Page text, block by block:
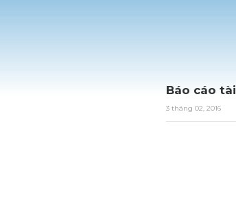
Báo cáo
3 tháng 02, 2016